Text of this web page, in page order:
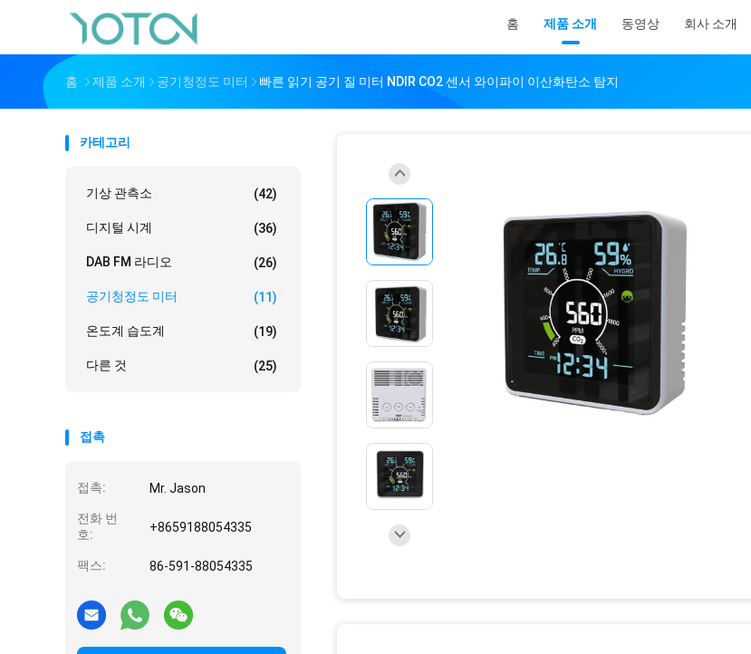
홈 제품 소개 동영상 회사 소개
홈 제품 소개 공기청정도 미터 빠른 읽기 공기 질 미터 NDIR CO2 센서 와이파이 이산화탄소 탐지
카테고리
기상 관측소 (42)
디지털 시계 (36)
DAB FM 라디오 (26)
공기청정도 미터 (11)
온도계 습도계 (19)
다른 것 (25)
접촉
접촉: Mr. Jason
전화 번
호:
+8659188054335
팩스: 86-591-88054335